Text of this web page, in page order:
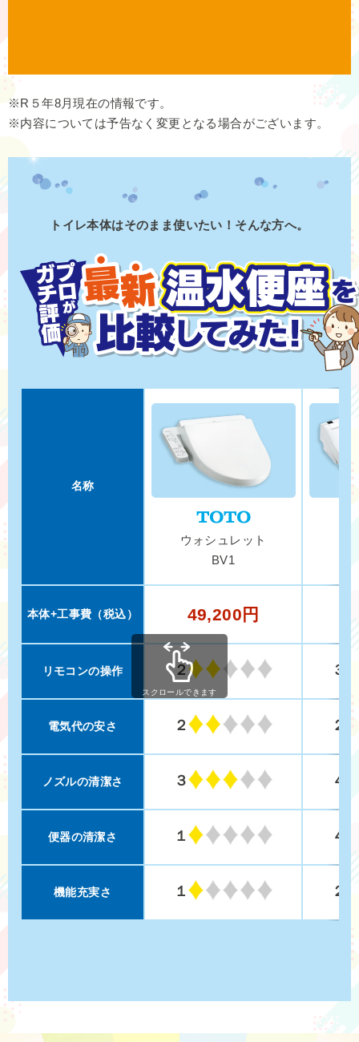
※R５年8月現在の情報です。
※内容については予告なく変更となる場合がございます。
トイレ本体はそのまま使いたい！そんな方へ。
名称
ウォシュレット
BV1
本体+工事費（税込） 49,200円
リモコンの操作 ２ ３
電気代の安さ ２ ２
ノズルの清潔さ ３ ４
便器の清潔さ １ ４
機能充実さ １ ２
スクロールできます